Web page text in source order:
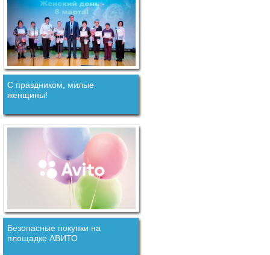
С праздником, милые
женщины!
Безопасные покупки на
площадке АВИТО